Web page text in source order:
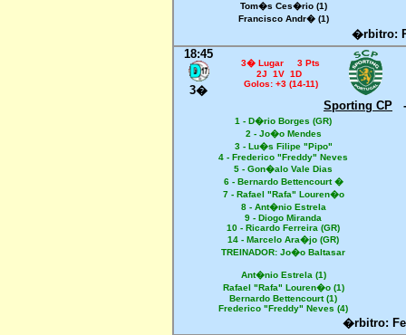
Tom�s Ces�rio (1)
Francisco Andr� (1)
�rbitro:
18:45
3�
3� Lugar 3 Pts
2J 1V 1D
Golos: +3 (14-11)
Sporting CP -
1 - D�rio Borges (GR)
2 - Jo�o Mendes
3 - Lu�s Filipe "Pipo"
4 - Frederico "Freddy" Neves
5 - Gon�alo Vale Dias
6 - Bernardo Bettencourt �
7 - Rafael "Rafa" Louren�o
8 - Ant�nio Estrela
9 - Diogo Miranda
10 - Ricardo Ferreira (GR)
14 - Marcelo Ara�jo (GR)
TREINADOR: Jo�o Baltasar
Ant�nio Estrela (1)
Rafael "Rafa" Louren�o (1)
Bernardo Bettencourt (1)
Frederico "Freddy" Neves (4)
�rbitro: